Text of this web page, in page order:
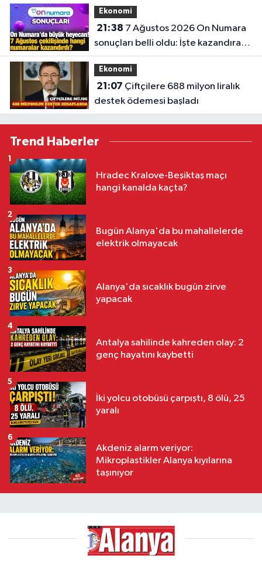
Ekonomi
21:38
sonuçları belli oldu: İşte kazandıran
numaralar
Ekonomi
21:07
destek ödemesi başladı
Trend Haberler
Hradec Kralove-Beşiktaş maçı
hangi kanalda kaçta?
1
Bugün Alanya'da bu mahallelerde
elektrik olmayacak
2
Alanya'da sıcaklık bugün zirve
yapacak
3
Antalya sahilinde kahreden olay: 2
genç hayatını kaybetti
4
İki yolcu otobüsü çarpıştı, 8 ölü, 25
yaralı
5
Akdeniz alarm veriyor:
Mikroplastikler Alanya kıyılarına
taşınıyor
6